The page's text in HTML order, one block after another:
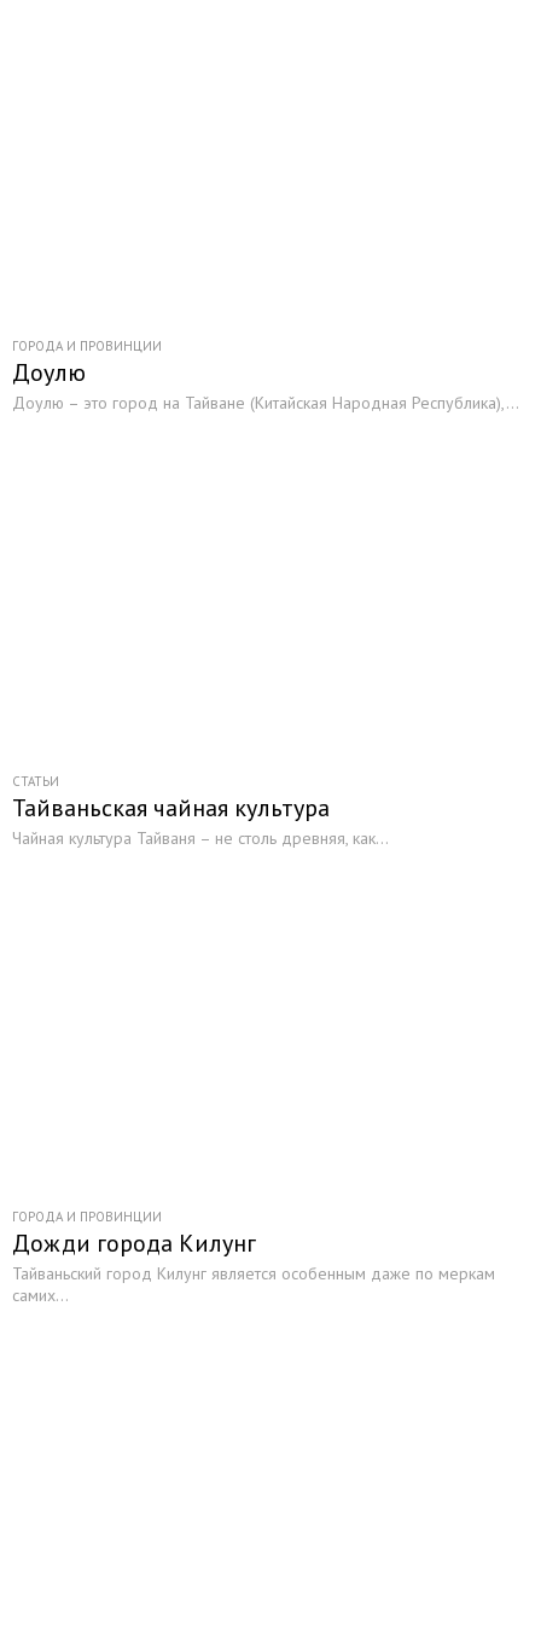
ГОРОДА И ПРОВИНЦИИ
Доулю
Доулю – это город на Тайване (Китайская Народная Республика),...
СТАТЬИ
Тайваньская чайная культура
Чайная культура Тайваня – не столь древняя, как...
ГОРОДА И ПРОВИНЦИИ
Дожди города Килунг
Тайваньский город Килунг является особенным даже по меркам
самих...